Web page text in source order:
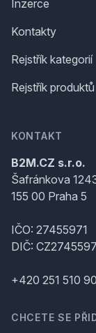
Inzerce
Kontakty
Rejstřík kategorií
Rejstřík produktů
KONTAKT
B2M.CZ s.r.o.
Šafránkova
155 00 Praha 5
IČO: 27455971
DIČ:
+420 251 510
CHCETE SE